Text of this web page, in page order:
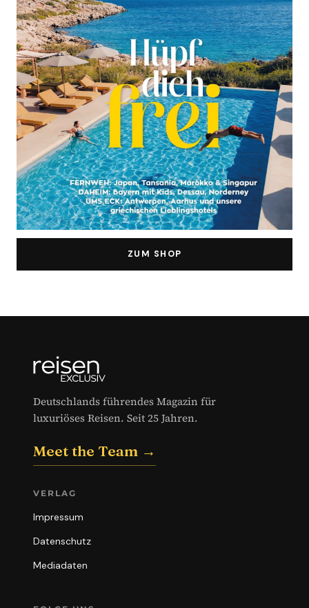
ZUM SHOP
Deutschlands führendes Magazin für
luxuriöses Reisen. Seit 25 Jahren.
Meet the Team →
VERLAG
Impressum
Datenschutz
Mediadaten